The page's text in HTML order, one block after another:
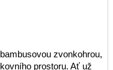
zvonkohrou,
prostoru. Ať už